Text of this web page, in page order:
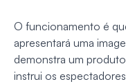
O funcionamento é
apresentará uma
demonstra um
instrui os